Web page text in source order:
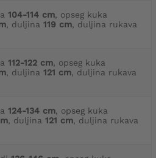
104-114 cm, opseg kuka
, duljina 119 cm, duljina rukava
112-122 cm, opseg kuka
, duljina 121 cm, duljina rukava
124-134 cm, opseg kuka
, duljina 121 cm, duljina rukava